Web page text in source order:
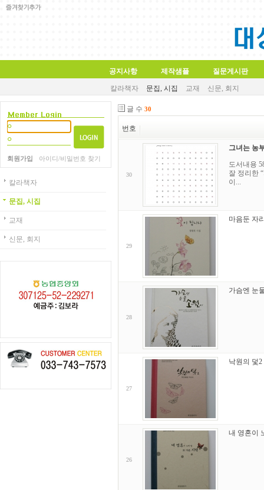
공지사항 제작샘플 질문게시판
칼라책자 문집, 시집 교재 신문, 회지
회원가입 아이디/비밀번호 찾기
칼라책자
문집, 시집
교재
신문, 회지
글 수 30
번호
30
그녀는 농
도서내용
잘 정리한
이...
29
마음둔 자
28
가슴엔 눈
27
낙원의 덫2
26
내 영혼이